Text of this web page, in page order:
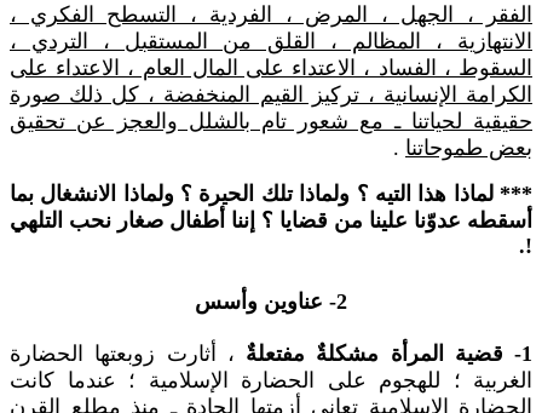
الفقر ، الجهل ، المرض ، الفردية ، التسطح الفكري ،
الانتهازية ، المظالم ، القلق من المستقبل ، التردي ،
السقوط ، الفساد ، الاعتداء على المال العام ، الاعتداء على
الكرامة الإنسانية ، تركيز القيم المنخفضة ، كل ذلك صورة
حقيقية لحياتنا ـ مع شعور تام بالشلل والعجز عن تحقيق
بعض طموحاتنا .
*** لماذا هذا التيه ؟ ولماذا تلك الحيرة ؟ ولماذا الانشغال بما
أسقطه عدوّنا علينا من قضايا ؟ إننا أطفال صغار نحب التلهي
!.
2- عناوين وأسس
1- قضية المرأة مشكلةٌ مفتعلةٌ
، أثارت زوبعتها الحضارة
الغربية ؛ للهجوم على الحضارة الإسلامية ؛ عندما كانت
الحضارة الإسلامية تعاني أزمتها الحادة ـ منذ مطلع القرن